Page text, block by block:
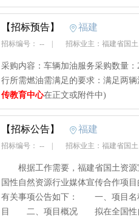
【招标预告】 福建
招标编号： -- 招标业主：福建省国
采购内容：车辆加油服务采购数量
行所需燃油需满足的要求：满足两
传教育中心在正文或附件中)
【招标公告】 福建
招标编号： -- 招标业主：福建省国
根据工作需要，福建省国土资源
国性自然资源行业媒体宣传合作项
有关事项公告如下： 一、项目名
目 二、项目概况 拟在全国性自